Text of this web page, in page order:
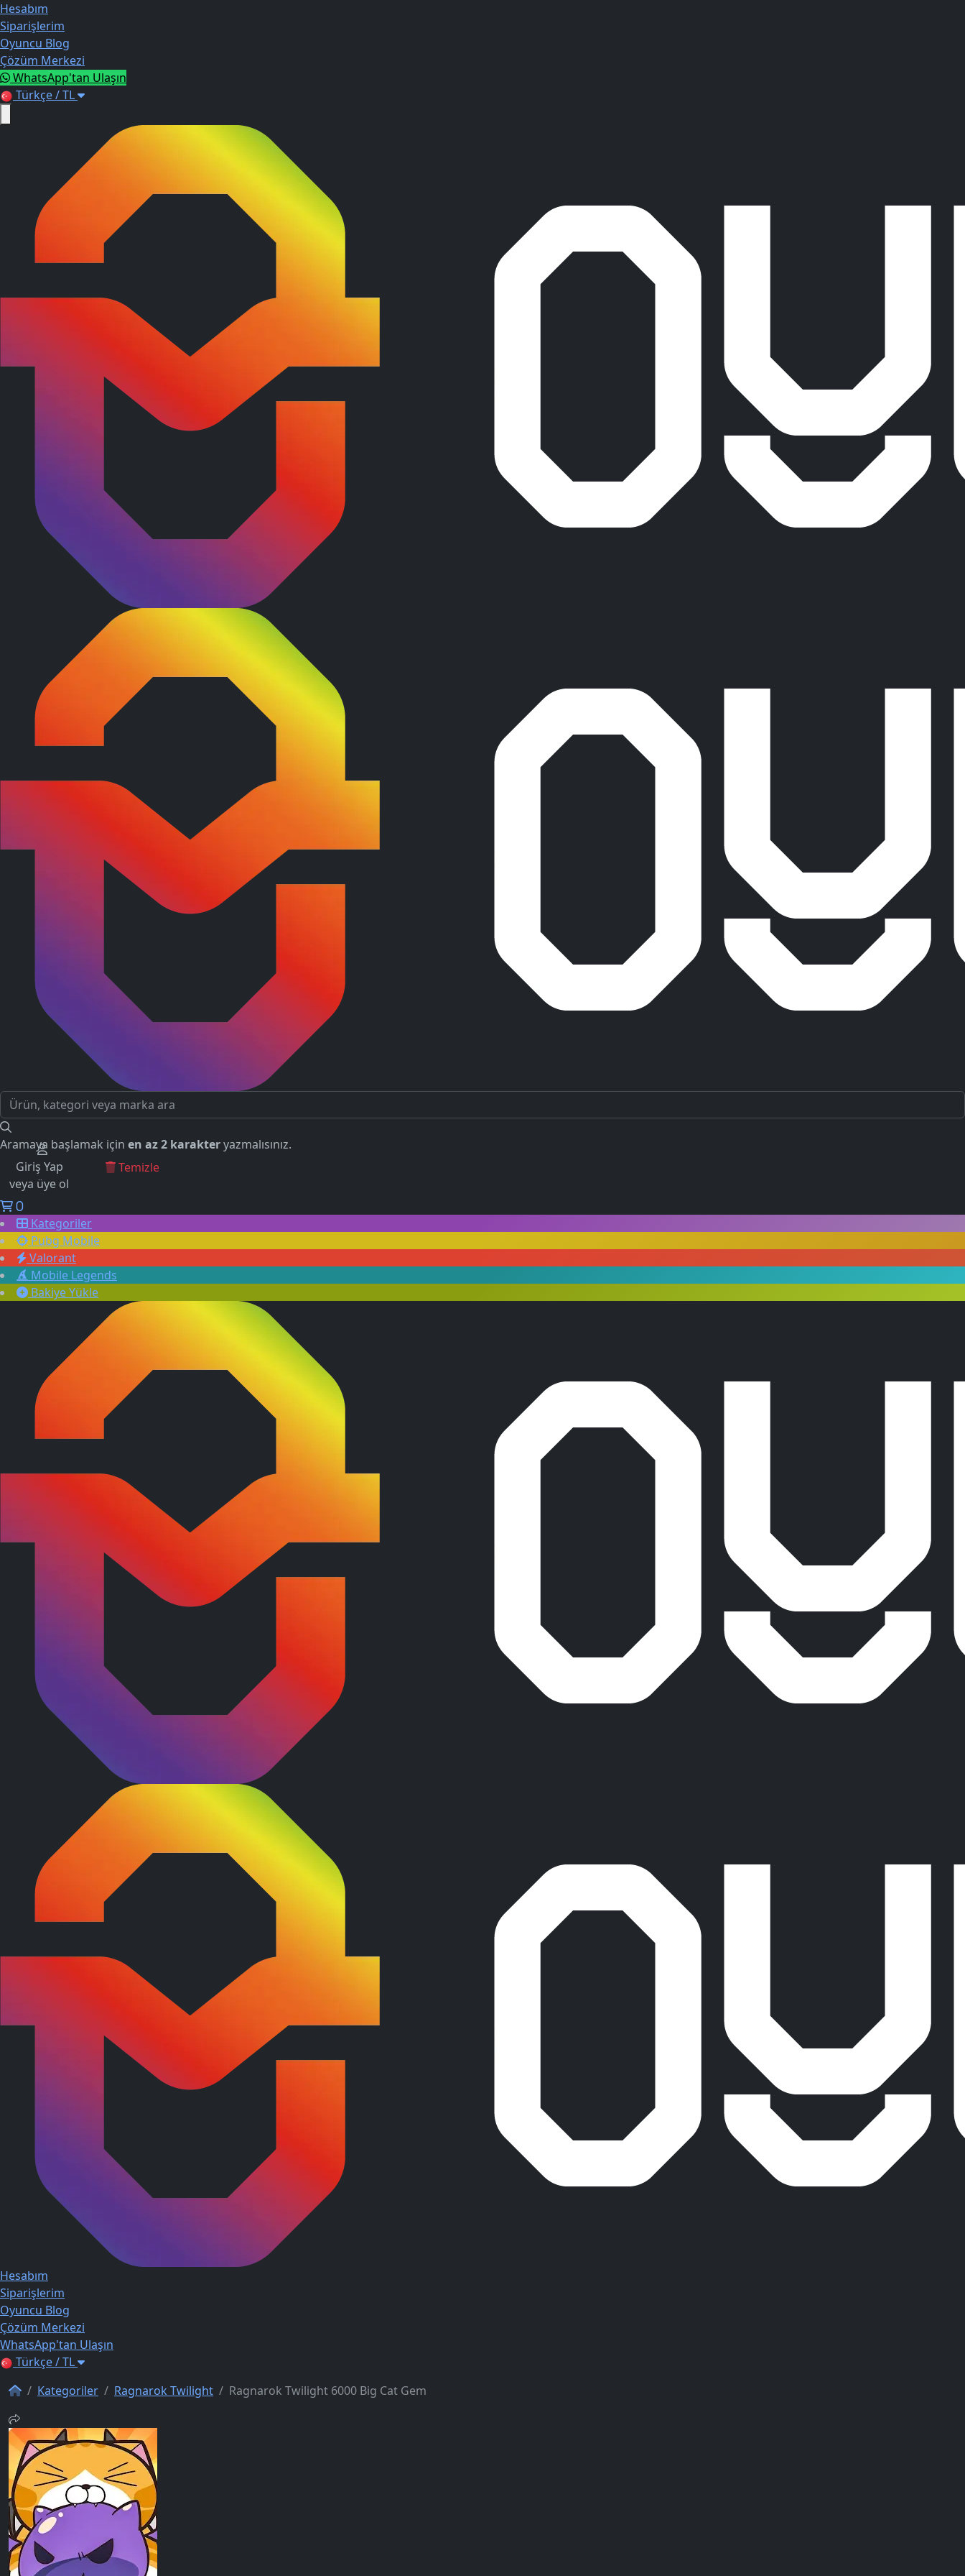
Hesabım
Siparişlerim
Oyuncu Blog
Çözüm Merkezi
WhatsApp'tan Ulaşın
Türkçe / TL
Aramaya başlamak için en az 2 karakteryazmalısınız.
GEÇMİŞ ARAMALAR
Temizle
Giriş Yap
veya üye ol
0
Kategoriler
Pubg Mobile
Valorant
Mobile Legends
Bakiye Yükle
Hesabım
Siparişlerim
Oyuncu Blog
Çözüm Merkezi
WhatsApp'tan Ulaşın
Türkçe / TL
Kategoriler
Ragnarok Twilight Ragnarok Twilight 6000 Big Cat Gem